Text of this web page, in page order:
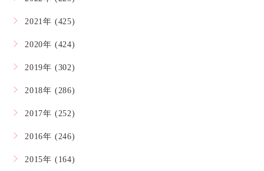
2021年 (425)
2020年 (424)
2019年 (302)
2018年 (286)
2017年 (252)
2016年 (246)
2015年 (164)